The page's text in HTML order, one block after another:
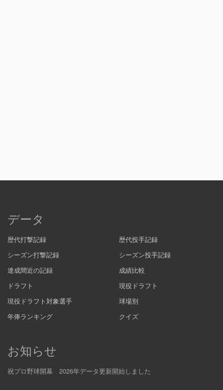
データ
歴代打撃記録
歴代投手記録
シーズン打撃記録
シーズン投手記録
達成間近の記録
成績比較
ドラフト
現役ドラフト
現役ドラフト対象選手
球場別
年俸ランキング
クイズ
お知らせ
祝プロ野球開幕 2026年データ更新開始しました